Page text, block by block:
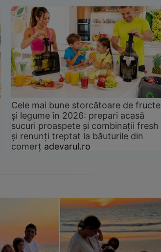
Cele mai bune storcătoare de fructe
și legume în 2026: prepari acasă
sucuri proaspete și combinații fresh
și renunți treptat la băuturile din
comerț adevarul.ro